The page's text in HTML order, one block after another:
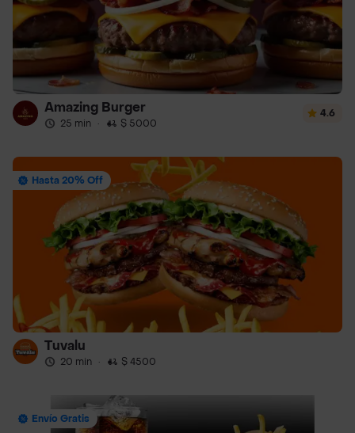
Amazing Burger
25 min · $ 5000
4.6
Hasta 20% Off
Tuvalu
20 min · $ 4500
Envío Gratis